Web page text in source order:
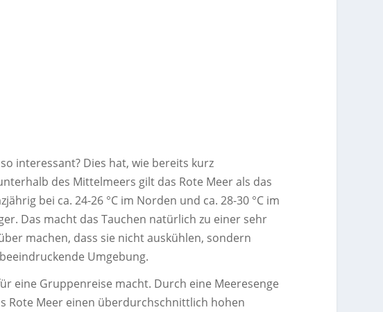
interessant? Dies hat, wie bereits kurz
des Mittelmeers gilt das Rote Meer als das
bei ca. 24-26 °C im Norden und ca. 28-30 °C im
Das macht das Tauchen natürlich zu einer sehr
machen, dass sie nicht auskühlen, sondern
Umgebung.
eine Gruppenreise macht. Durch eine Meeresenge
Rote Meer einen überdurchschnittlich hohen